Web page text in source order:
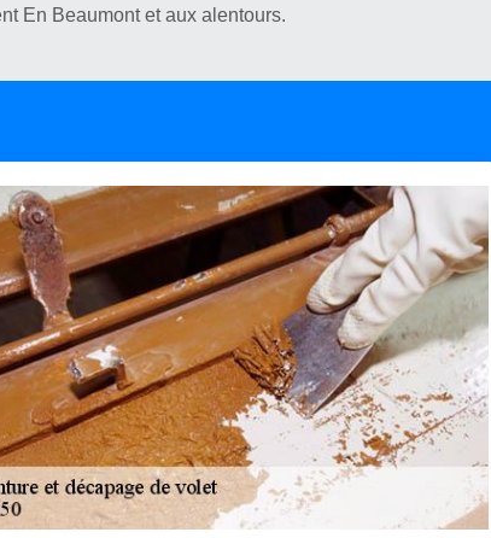
En Beaumont et aux alentours.